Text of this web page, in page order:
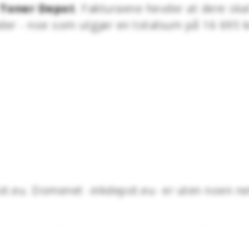
Depot. Fakturaene hevder at dere
- noe som utgjør en totalsum på 16 695
Domenet -inkdepot.eu- er uten noen